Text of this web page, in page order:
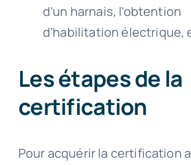
d’un harnais, l’obtention
d’habilitation électrique,
Les étapes de la
certification
Pour acquérir la certification